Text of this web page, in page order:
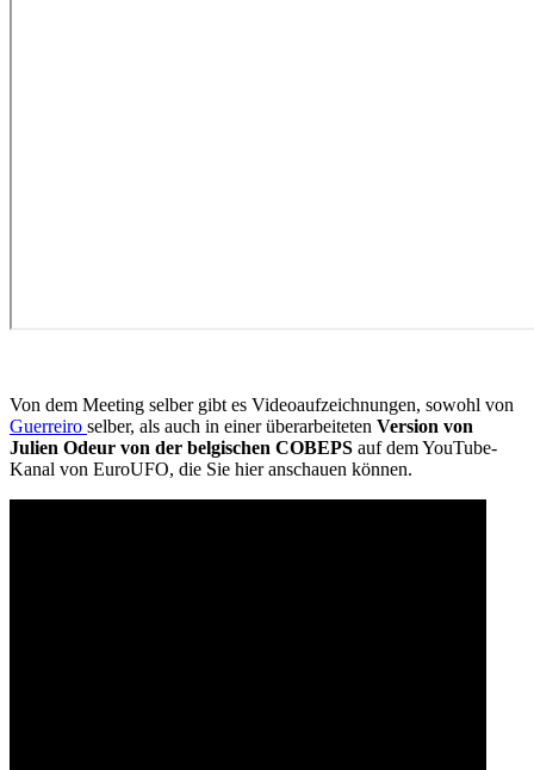
Von dem Meeting selber gibt es Videoaufzeichnungen, sowohl von
Guerreiro selber, als auch in einer überarbeiteten Version von
Julien Odeur von der belgischen COBEPS auf dem YouTube-
Kanal von EuroUFO, die Sie hier anschauen können.